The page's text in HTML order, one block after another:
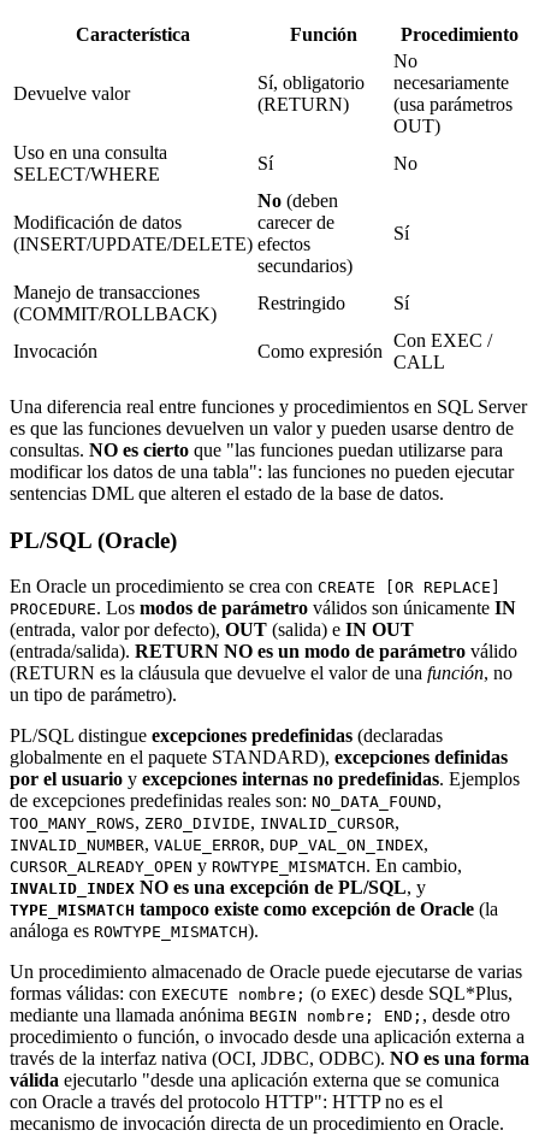
Característica Función Procedimiento
Devuelve valor
Sí, obligatorio
(RETURN)
No
necesariamente
(usa parámetros
OUT)
Uso en una consulta
SELECT/WHERE
Sí No
Modificación de datos
(INSERT/UPDATE/DELETE)
No (deben
carecer de
efectos
secundarios)
Sí
Manejo de transacciones
(COMMIT/ROLLBACK)
Restringido Sí
Invocación Como expresión
Con EXEC /
CALL
Una diferencia real entre funciones y procedimientos en SQL Server
es que las funciones devuelven un valor y pueden usarse dentro de
consultas. NO es cierto que "las funciones puedan utilizarse para
modificar los datos de una tabla": las funciones no pueden ejecutar
sentencias DML que alteren el estado de la base de datos.
PL/SQL (Oracle)
En Oracle un procedimiento se crea con CREATE [OR REPLACE]
PROCEDURE. Los modos de parámetro válidos son únicamente IN
(entrada, valor por defecto), OUT (salida) e IN OUT
(entrada/salida). RETURN NO es un modo de parámetro válido
(RETURN es la cláusula que devuelve el valor de una función, no
un tipo de parámetro).
PL/SQL distingue excepciones predefinidas (declaradas
globalmente en el paquete STANDARD), excepciones definidas
por el usuario y excepciones internas no predefinidas. Ejemplos
de excepciones predefinidas reales son: NO_DATA_FOUND,
TOO_MANY_ROWS, ZERO_DIVIDE, INVALID_CURSOR,
INVALID_NUMBER, VALUE_ERROR, DUP_VAL_ON_INDEX,
CURSOR_ALREADY_OPEN y ROWTYPE_MISMATCH. En cambio,
INVALID_INDEX NO es una excepción de PL/SQL, y
TYPE_MISMATCH tampoco existe como excepción de Oracle (la
análoga es ROWTYPE_MISMATCH).
Un procedimiento almacenado de Oracle puede ejecutarse de varias
formas válidas: con EXECUTE nombre; (o EXEC) desde SQL*Plus,
mediante una llamada anónima BEGIN nombre; END; , desde otro
procedimiento o función, o invocado desde una aplicación externa a
través de la interfaz nativa (OCI, JDBC, ODBC). NO es una forma
válida ejecutarlo "desde una aplicación externa que se comunica
con Oracle a través del protocolo HTTP": HTTP no es el
mecanismo de invocación directa de un procedimiento en Oracle.